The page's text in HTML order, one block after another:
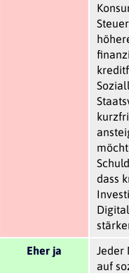
dass
Eher ja
Jeder
auf